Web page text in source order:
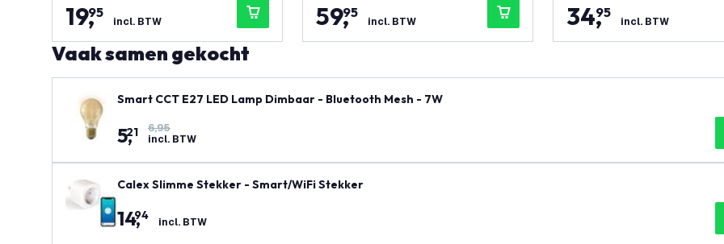
19,
95
incl. BTW 59,
95
incl. BTW 34,
95
incl. BTW
Vaak samen gekocht
Smart CCT E27 LED Lamp Dimbaar - Bluetooth Mesh - 7W
5,
21
6,95
incl. BTW
Calex Slimme Stekker - Smart/WiFi Stekker
14,
94 incl. BTW